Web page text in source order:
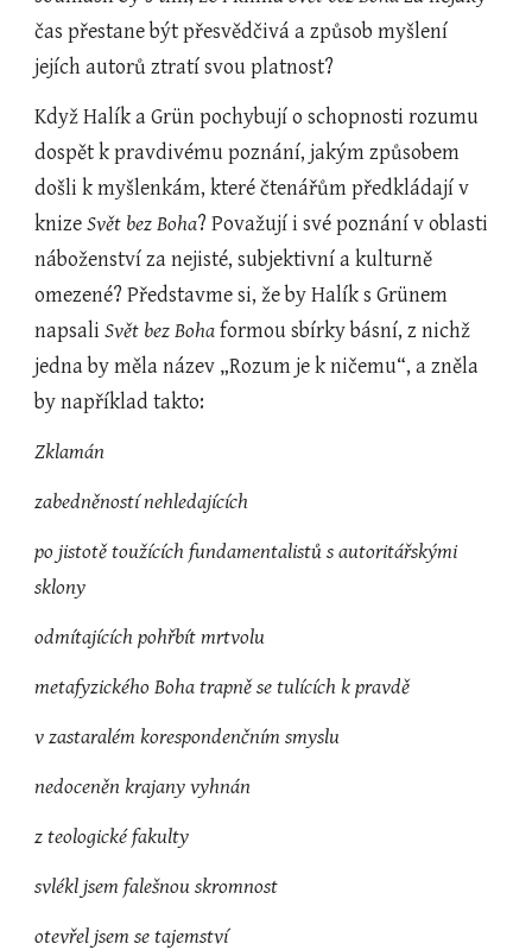
čas přestane být přesvědčivá a způsob myšlení
jejích autorů ztratí svou platnost?
Když Halík a Grün pochybují o schopnosti rozumu
dospět k pravdivému poznání, jakým způsobem
došli k myšlenkám, které čtenářům předkládají v
knize Svět bez Boha? Považují i své poznání v oblasti
náboženství za nejisté, subjektivní a kulturně
omezené? Představme si, že by Halík s Grünem
napsali Svět bez Boha formou sbírky básní, z nichž
jedna by měla název „Rozum je k ničemu“, a zněla
by například takto:
Zklamán
zabedněností nehledajících
po jistotě toužících fundamentalistů s autoritářskými
sklony
odmítajících pohřbít mrtvolu
metafyzického Boha trapně se tulících k pravdě
v zastaralém korespondenčním smyslu
nedoceněn krajany vyhnán
z teologické fakulty
svlékl jsem falešnou skromnost
otevřel jsem se tajemství